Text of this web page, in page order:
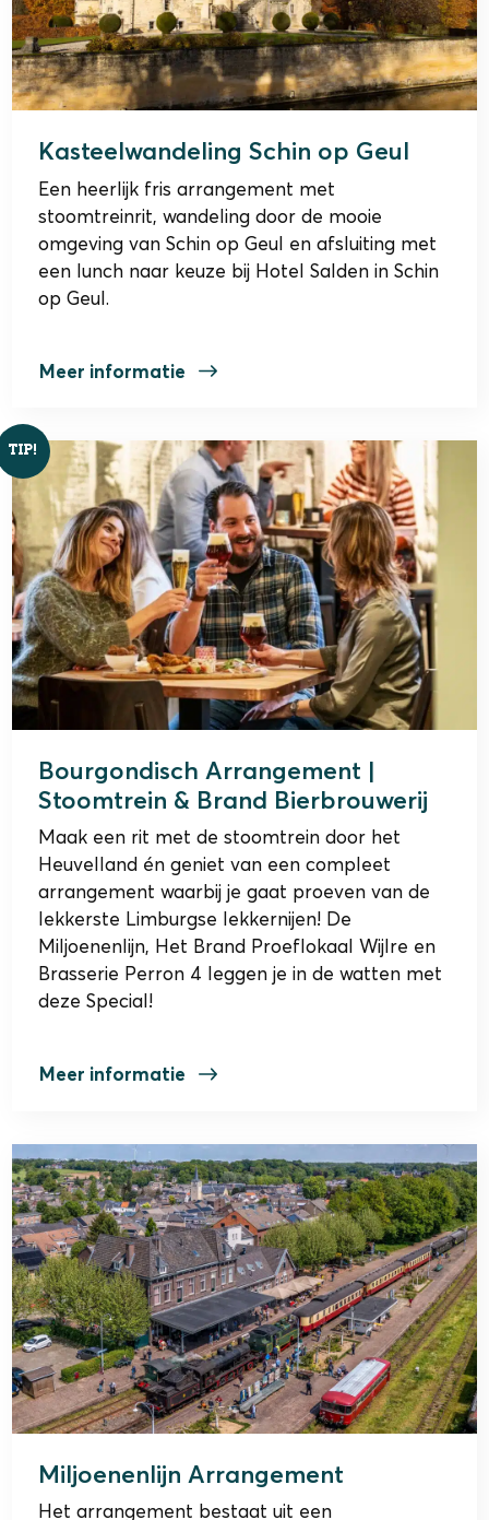
Kasteelwandeling Schin op Geul
Een heerlijk fris arrangement met
stoomtreinrit, wandeling door de mooie
omgeving van Schin op Geul en afsluiting met
een lunch naar keuze bij Hotel Salden in Schin
op Geul.
Meer informatie
TIP!
Bourgondisch Arrangement |
Stoomtrein & Brand Bierbrouwerij
Maak een rit met de stoomtrein door het
Heuvelland én geniet van een compleet
arrangement waarbij je gaat proeven van de
lekkerste Limburgse lekkernijen! De
Miljoenenlijn, Het Brand Proeflokaal Wijlre en
Brasserie Perron 4 leggen je in de watten met
deze Special!
Meer informatie
Miljoenenlijn Arrangement
Het arrangement bestaat uit een